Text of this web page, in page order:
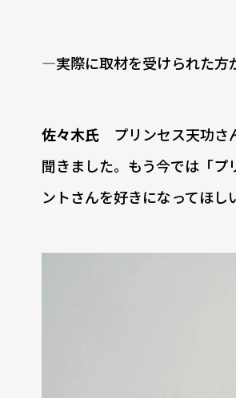
―実際に取材を受けられた方
佐々木氏 プリンセス天功さ
聞きました。もう今では「
ントさんを好きになってほし